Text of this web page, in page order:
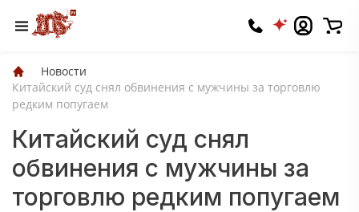
Новости
Китайский суд снял обвинения с мужчины за торговлю
редким попугаем
Китайский суд снял
обвинения с мужчины за
торговлю редким попугаем